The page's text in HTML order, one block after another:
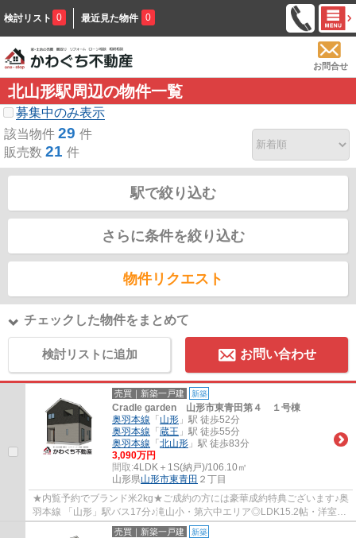
検討リスト 0 最近見た物件 0
お問合せ
北山形駅周辺の物件一覧
募集中のみ表示
該当物件 29 件
販売数 21 件
駅で絞り込む
さらに条件を絞り込む
物件リクエスト
チェックした物件をまとめて
検討リストに追加 お問い合わせ
売買｜新築一戸建 新築
Cradle garden 山形市東青田第４ １号棟
奥羽本線 「 山形 」駅 徒歩52分
奥羽本線 「 蔵王 」駅 徒歩55分
奥羽本線 「 北山形 」駅 徒歩83分
3,090万円
間取:4LDK＋1S(納戸)/106.10㎡
山形県山形市東青田 ２丁目
★内覧予約でブランド米2kg★ご成約の方には豪華成約特典ございます♪奥
羽本線 「山形」駅バス17分♪滝山小・第六中エリア◎LDK15.2帖・洋室3
部屋・サービスルーム☆
売買｜新築一戸建 新築